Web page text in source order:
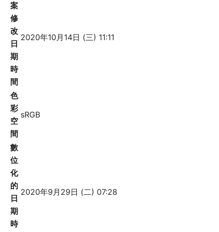
案
修
改
日
期
時
間
2020年10月14日 (三) 11:11
色
彩
空
間
sRGB
數
位
化
的
日
期
時
2020年9月29日 (二) 07:28